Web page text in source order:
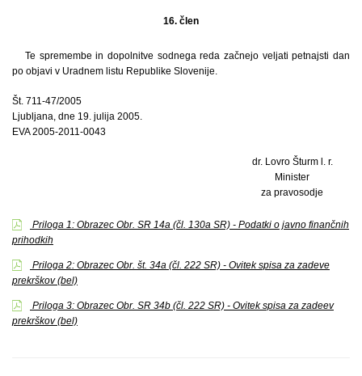
16. člen
Te spremembe in dopolnitve sodnega reda začnejo veljati petnajsti dan
po objavi v Uradnem listu Republike Slovenije.
Št. 711-47/2005
Ljubljana, dne 19. julija 2005.
EVA 2005-2011-0043
dr. Lovro Šturm l. r.
Minister
za pravosodje
Priloga 1: Obrazec Obr. SR 14a (čl. 130a SR) - Podatki o javno finančnih
prihodkih
Priloga 2: Obrazec Obr. št. 34a (čl. 222 SR) - Ovitek spisa za zadeve
prekrškov (bel)
Priloga 3: Obrazec Obr. SR 34b (čl. 222 SR) - Ovitek spisa za zadeev
prekrškov (bel)